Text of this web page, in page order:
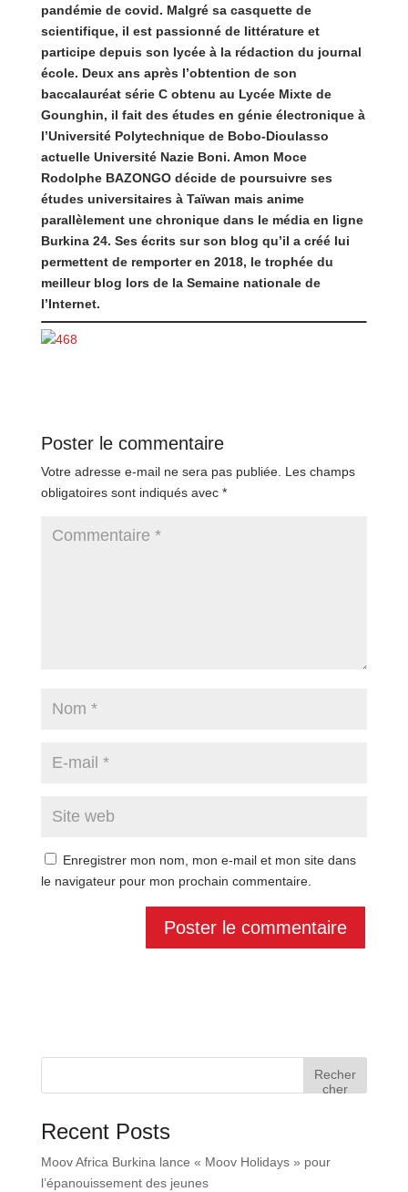
pandémie de covid. Malgré sa casquette de
scientifique, il est passionné de littérature et
participe depuis son lycée à la rédaction du journal
école. Deux ans après l’obtention de son
baccalauréat série C obtenu au Lycée Mixte de
Gounghin, il fait des études en génie électronique à
l’Université Polytechnique de Bobo-Dioulasso
actuelle Université Nazie Boni. Amon Moce
Rodolphe BAZONGO décide de poursuivre ses
études universitaires à Taïwan mais anime
parallèlement une chronique dans le média en ligne
Burkina 24. Ses écrits sur son blog qu’il a créé lui
permettent de remporter en 2018, le trophée du
meilleur blog lors de la Semaine nationale de
l’Internet.
Poster le commentaire
Votre adresse e-mail ne sera pas publiée. Les champs
obligatoires sont indiqués avec *
Enregistrer mon nom, mon e-mail et mon site dans
le navigateur pour mon prochain commentaire.
Recher
cher
Recent Posts
Moov Africa Burkina lance « Moov Holidays » pour
l’épanouissement des jeunes